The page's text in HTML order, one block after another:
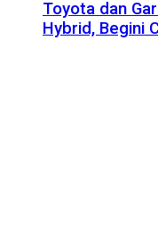
Toyota dan
Hybrid, Begini